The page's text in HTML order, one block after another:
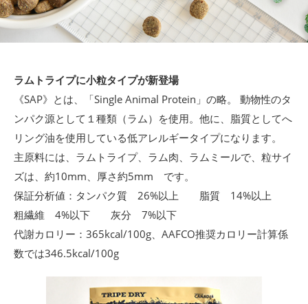
ラムトライプに小粒タイプが新登場
《SAP》とは、「Single Animal Protein」の略。 動物性のタ
ンパク源として１種類（ラム）を使用。他に、脂質としてへ
リング油を使用している低アレルギータイプになります。
主原料には、ラムトライプ、ラム肉、ラムミールで、粒サイ
ズは、約10mm、厚さ約5mm です。
保証分析値：タンパク質 26%以上 脂質 14%以上
粗繊維 4%以下 灰分 7%以下
代謝カロリー：365kcal/100g、AAFCO推奨カロリー計算係
数では346.5kcal/100g